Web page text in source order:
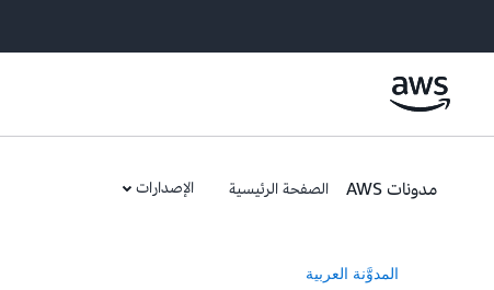
مدونات AWS الصفحة الرئيسية الإصدارات
المدوَّنة العربية